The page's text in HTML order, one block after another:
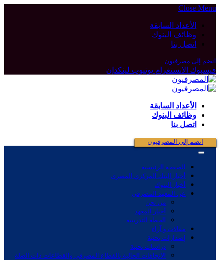
Close Menu
الأعداد السابقة
وظائف البنوك
اتصل بنا
انضم إلى مصرفيون
فيسبوك الانستغرام يوتيوب لينكدإن
الأعداد السابقة
وظائف البنوك
اتصل بنا
انضم إلى المصرفيون
الصفحة الرئيسية
أخبار البنك المركزي المصرى
أخبار البنوك
عن المعهد المصرفي
من نحن
أخبار المعهد
الخطة التدريبية
مقالات و آراء
إصدارات بحثية
دراسات بحثية
الاتجاهات الحالية بالقطاع المصرفي والقطاعات ذات الصلة